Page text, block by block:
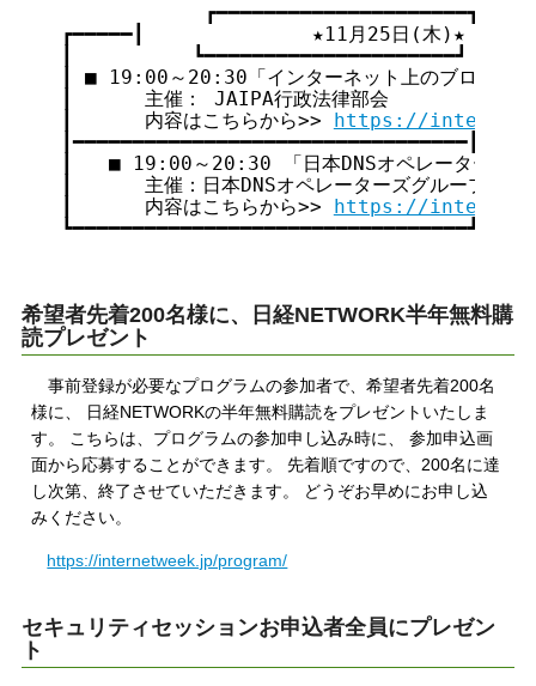
            ┏━━━━━━━━━━━━━━━━━━━━━┓
┏━━━━━┃              ★11月25日(木)★
┃          ┗━━━━━━━━━━━━━━━━━━━━━┛
┃ ■ 19:00～20:30「インターネット上のブロッキン
┃      主催： JAIPA行政法律部会
┃      内容はこちらから>>
https://
┃━━━━━━━━━━━━━━━━━━━━━━━━━━━━━━━━━┃
┃   ■ 19:00～20:30 「日本DNSオペレーター
┃      主催：日本DNSオペレーターズグ
┃      内容はこちらから>>
https://
┗━━━━━━━━━━━━━━━━━━━━━━━━━━━━━━━━━┛
希望者先着200名様に、日経NETWORK半年無料購
読プレゼント
事前登録が必要なプログラムの参加者で、希望者先着200名
様に、 日経NETWORKの半年無料購読をプレゼントいたしま
す。 こちらは、プログラムの参加申し込み時に、 参加申込画
面から応募することができます。 先着順ですので、200名に達
し次第、終了させていただきます。 どうぞお早めにお申し込
みください。
https://internetweek.jp/program/
セキュリティセッションお申込者全員にプレゼン
ト